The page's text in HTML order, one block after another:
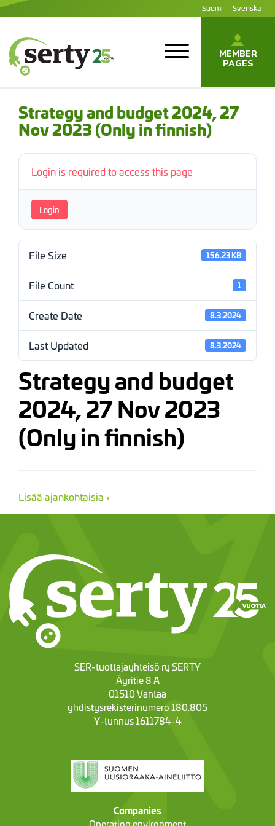
Jump
to
Suomi Svenska
MEMBER
PAGES
Strategy and budget 2024, 27
Nov 2023 (Only in finnish)
Login is required to access this page
Login
File Size 156.23 KB
File Count 1
Create Date 8.3.2024
Last Updated 8.3.2024
Strategy and budget
2024, 27 Nov 2023
(Only in finnish)
Lisää ajankohtaisia ›
SER-tuottajayhteisö ry SERTY
Äyritie 8 A
01510 Vantaa
yhdistysrekisterinumero 180.805
Y-tunnus 1611784-4
Companies